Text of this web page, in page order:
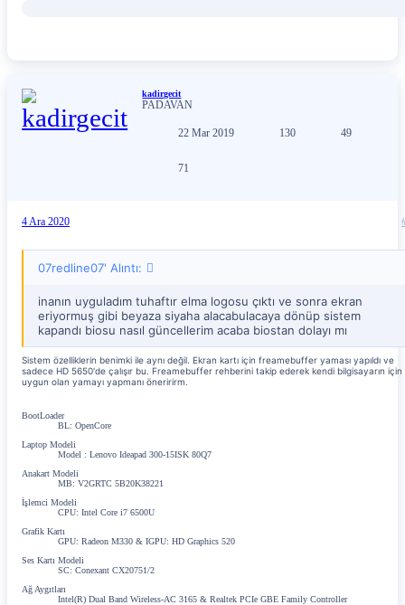
kadirgecit
PADAVAN
22 Mar 2019 130 49
71
4 Ara 2020
07redline07' Alıntı:
inanın uyguladım tuhaftır elma logosu çıktı ve sonra ekran
eriyormuş gibi beyaza siyaha alacabulacaya dönüp sistem
kapandı biosu nasıl güncellerim acaba biostan dolayı mı
Sistem özelliklerin benimki ile aynı değil. Ekran kartı için freamebuffer yaması yapıldı ve
sadece HD 5650'de çalışır bu. Freamebuffer rehberini takip ederek kendi bilgisayarın için
uygun olan yamayı yapmanı öneririrm.
BootLoader
BL: OpenCore
Laptop Modeli
Model : Lenovo Ideapad 300-15ISK 80Q7
Anakart Modeli
MB: V2GRTC 5B20K38221
İşlemci Modeli
CPU: Intel Core i7 6500U
Grafik Kartı
GPU: Radeon M330 & IGPU: HD Graphics 520
Ses Kartı Modeli
SC: Conexant CX20751/2
Ağ Aygıtları
Intel(R) Dual Band Wireless-AC 3165 & Realtek PCIe GBE Family Controller